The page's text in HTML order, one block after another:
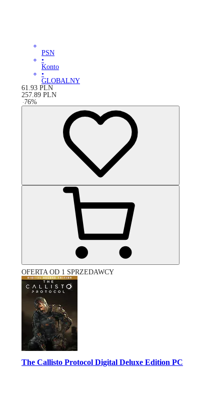
PSN
•
Konto
•
GLOBALNY
61.93 PLN
257.89 PLN
-76%
OFERTA OD 1 SPRZEDAWCY
The Callisto Protocol Digital Deluxe Edition PC